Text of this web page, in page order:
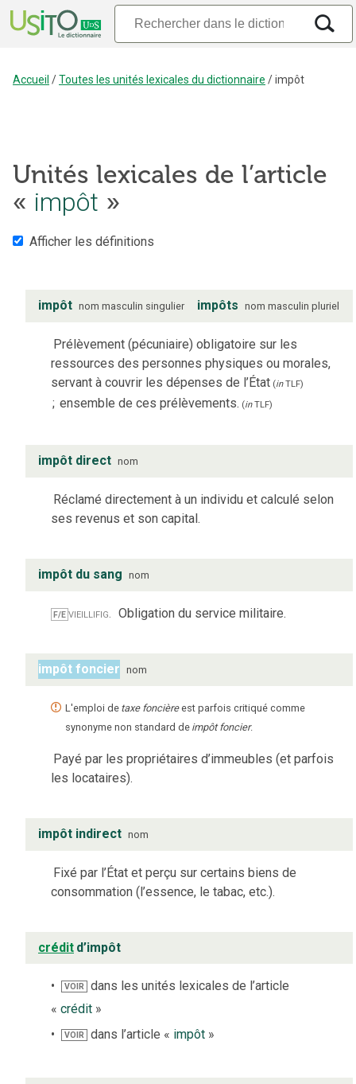
Accueil /Toutes les unités lexicales du dictionnaire /impôt
Unités lexicales de l’article
« impôt »
Afficher les définitions
impôt nom masculin singulier impôts nom masculin pluriel
Prélèvement (pécuniaire) obligatoire sur les
ressources des personnes physiques ou morales,
servant à couvrir les dépenses de l’État (inTLF)
; ensemble de ces prélèvements. (inTLF)
impôt direct nom
Réclamé directement à un individu et calculé selon
ses revenus et son capital.
impôt du sang nom
F/E vieillifig. Obligation du service militaire.
impôt foncier nom
L'emploi de taxe foncièreest parfois critiqué comme
synonyme non standard de impôt foncier.
Payé par les propriétaires d’immeubles (et parfois
les locataires).
impôt indirect nom
Fixé par l’État et perçu sur certains biens de
consommation (l’essence, le tabac, etc.).
crédit d’impôt
VOIR
dans les unités lexicales de l’article
« crédit »
VOIR dans l’article « impôt »